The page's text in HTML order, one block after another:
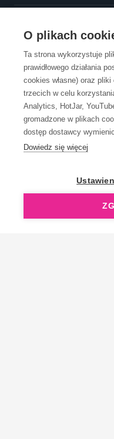
O plikach
Ta strona wykorzystuje
prawidłowego działania
cookies własne) oraz
trzecich w celu
Analytics, HotJar,
gromadzone w plikach
dostęp dostawcy
Dowiedz się więcej
OBSŁUGA KLIENTA
KONTAKT
OpenGift